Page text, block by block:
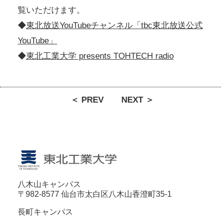
覧いただけます。
◆東北放送YouTubeチャンネル「tbc東北放送公式
YouTube」
◆東北工業大学 presents TOHTECH radio
＜ PREV NEXT ＞
八木山キャンパス
〒982-8577 仙台市太白区八木山香澄町35-1
長町キャンパス